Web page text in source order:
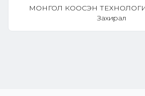
МОНГОЛ КООСЭН
Захирал